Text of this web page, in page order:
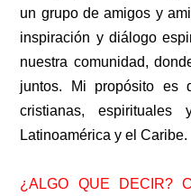
un grupo de amigos y
inspiración y diálogo
nuestra comunidad,
juntos. Mi propósito es
cristianas,
Latinoamérica y el Caribe.
¿ALGO QUE DECIR?